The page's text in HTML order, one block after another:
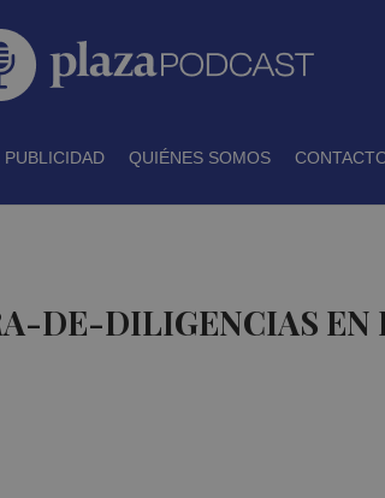
PUBLICIDAD QUIÉNES SOMOS
DE-DILIGENCIAS EN